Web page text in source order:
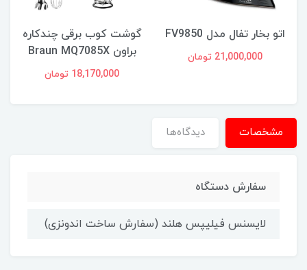
اتو بخار تفال مدل FV9850
21,000,000 تومان
گوشت کوب برقی چندکاره
براون Braun MQ7085X
18,170,000 تومان
مشخصات دیدگاه‌ها
سفارش دستگاه
لایسنس فیلیپس هلند (سفارش ساخت اندونزی)